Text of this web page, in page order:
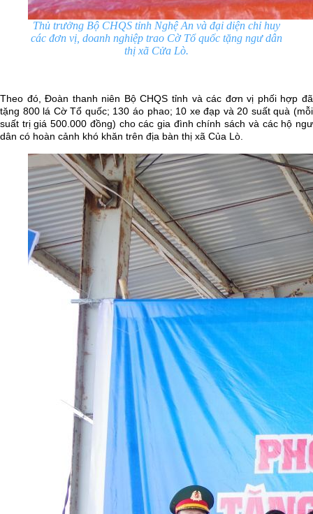
Thủ trưởng Bộ CHQS tỉnh Nghệ An và đại diện chỉ huy
các đơn vị, doanh nghiệp trao Cờ Tổ quốc tặng ngư dân
thị xã Cửa Lò.
Theo đó, Đoàn thanh niên Bộ CHQS tỉnh và các đơn vị phối hợp đã
tặng 800 lá Cờ Tổ quốc; 130 áo phao; 10 xe đạp và 20 suất quà (mỗi
suất trị giá 500.000 đồng) cho các gia đình chính sách và các hộ ngư
dân có hoàn cảnh khó khăn trên địa bàn thị xã Của Lò.